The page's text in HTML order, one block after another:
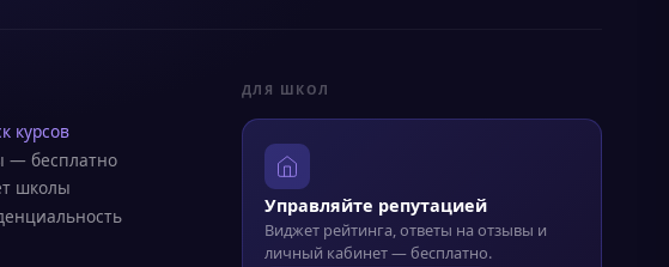
курсов
— бесплатно
школы
ДЛЯ ШКОЛ
Управляйте репутацией
Виджет рейтинга, ответы на отзывы и
личный кабинет — бесплатно.